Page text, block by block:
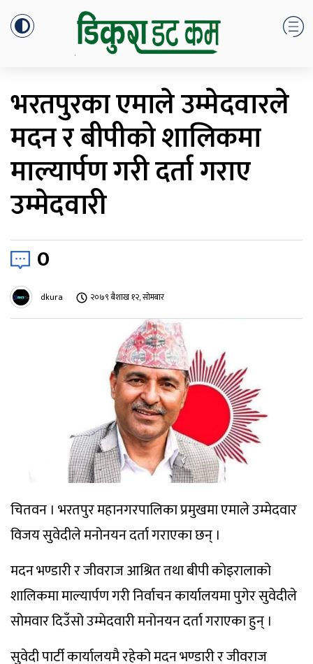
भरतपुरका एमाले उम्मेदवारले
मदन र बीपीको शालिकमा
माल्यार्पण गरी दर्ता गराए
उम्मेदवारी
0
dkura २०७९ बैशाख १२, सोमबार
चितवन । भरतपुर महानगरपालिका प्रमुखमा एमाले उम्मेदवार
विजय सुवेदीले मनोनयन दर्ता गराएका छन् ।
मदन भण्डारी र जीवराज आश्रित तथा बीपी कोइरालाको
शालिकमा माल्यार्पण गरी निर्वाचन कार्यालयमा पुगेर सुवेदीले
सोमवार दिउँसो उम्मेदवारी मनोनयन दर्ता गराएका हुन् ।
सुवेदी पार्टी कार्यालयमै रहेको मदन भण्डारी र जीवराज